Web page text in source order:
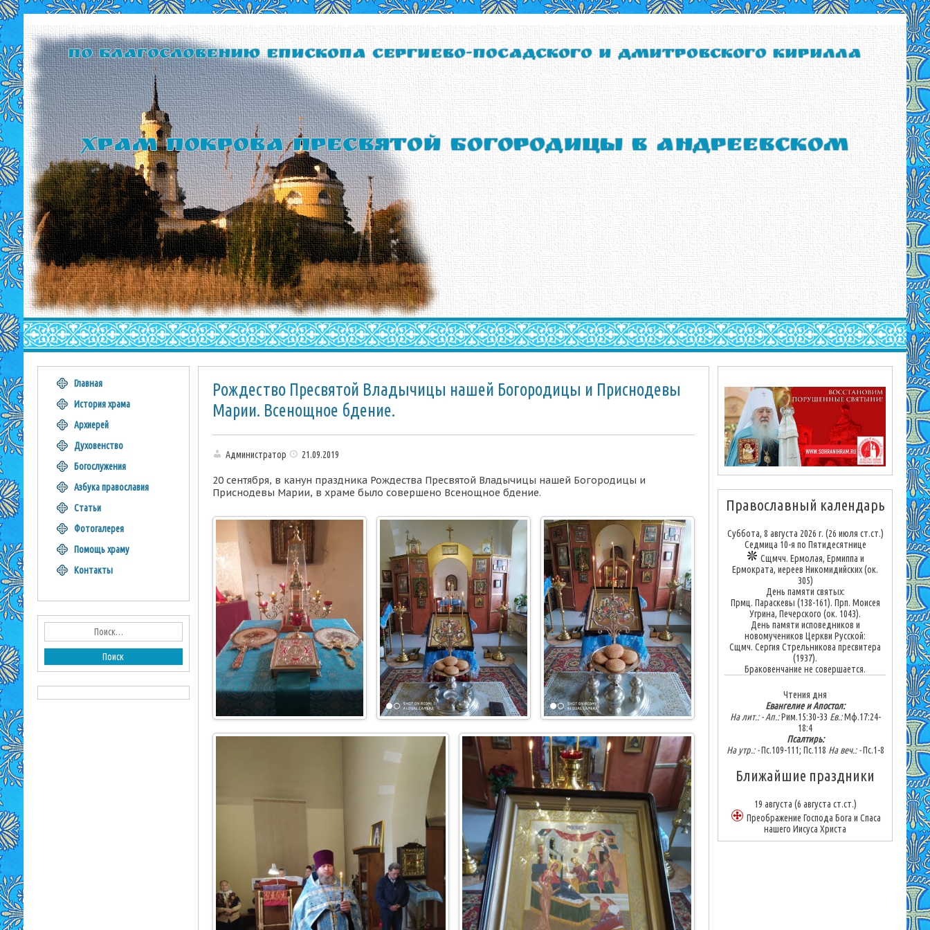
По благословению Епископа Сергиево-Посадского и Дмитровского Кирилла
Храм Покрова Пресвятой Богородицы в Андреевском
Рождество Пресвятой Владычицы нашей Богородицы и Приснодевы
Марии. Всенощное бдение.
Администратор 21.09.2019
20 сентября, в канун праздника Рождества Пресвятой Владычицы нашей Богородицы и
Приснодевы Марии, в храме было совершено Всенощное бдение.
Православный календарь
Суббота, 8 августа 2026 г. (26 июля ст.ст.)
Седмица 10-я по Пятидесятнице
Сщмчч. Ермолая, Ермиппа и
Ермократа, иереев Никомидийских (ок.
305)
День памяти святых:
Прмц. Параскевы (138-161). Прп. Моисея
Угрина, Печерского (ок. 1043).
День памяти исповедников и
новомучеников Церкви Русской:
Сщмч. Сергия Стрельникова пресвитера
(1937).
Браковенчание не совершается.
Чтения дня
Евангелие и Апостол:
На лит.: -Ап.:Рим.15:30-33 Ев.:Мф.17:24-
18:4
Псалтирь:
На утр.: -Пс.109-111; Пс.118 На веч.: -Пс.1-8
Ближайшие праздники
19 августа (6 августа ст.ст.)
Преображение Господа Бога и Спаса
нашего Иисуса Христа
Главная
История храма
Архиерей
Духовенство
Богослужения
Азбука православия
Статьи
Фотогалерея
Помощь храму
Контакты